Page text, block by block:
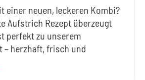
einer neuen, leckeren Kombi?
Aufstrich Rezept überzeugt
perfekt zu unserem
– herzhaft, frisch und